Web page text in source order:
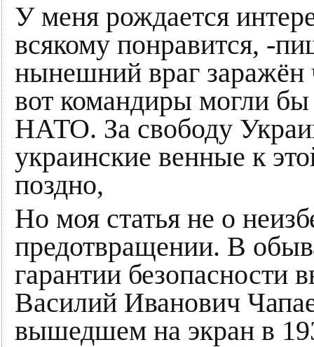
У меня рождается
всякому понравится, -
нынешний враг заражён
вот командиры могли бы
НАТО. За свободу
украинские венные к
поздно,
Но моя статья не о
предотвращении. В
гарантии безопасности
Василий Иванович
вышедшем на экран в